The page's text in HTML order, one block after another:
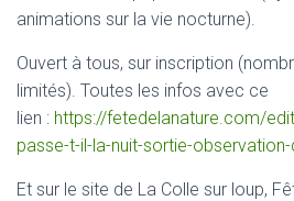
animations sur la vie nocturne).
Ouvert à tous, sur inscription
limités). Toutes les infos avec ce
lien : https://fetedelanature.com/
passe-t-il-la-nuit-sortie-
Et sur le site de La Colle sur loup,